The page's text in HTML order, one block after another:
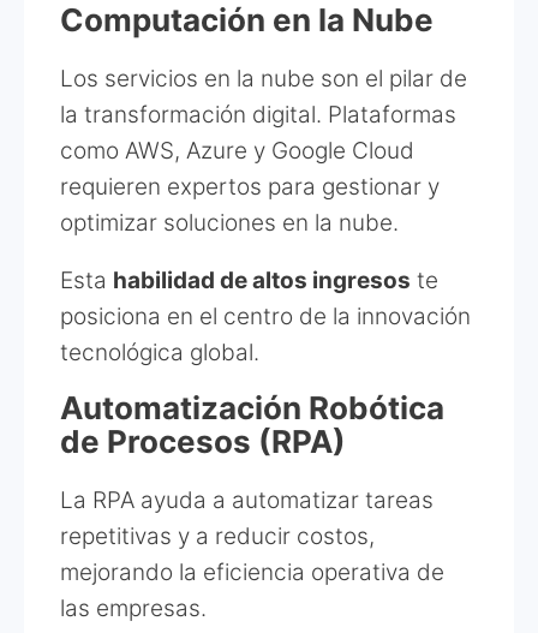
Computación en la Nube
Los servicios en la nube son el pilar de
la transformación digital. Plataformas
como AWS, Azure y Google Cloud
requieren expertos para gestionar y
optimizar soluciones en la nube.
Esta habilidad de altos ingresos te
posiciona en el centro de la innovación
tecnológica global.
Automatización Robótica
de Procesos (RPA)
La RPA ayuda a automatizar tareas
repetitivas y a reducir costos,
mejorando la eficiencia operativa de
las empresas.